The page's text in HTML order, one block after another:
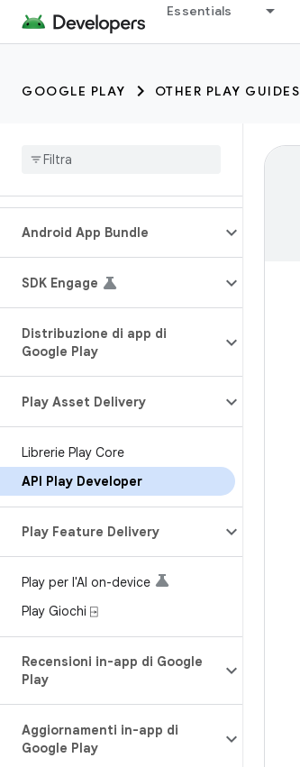
Essentials
GOOGLE PLAY OTHER PLAY GUIDES
Android App Bundle
SDK Engage
Distribuzione di app di
Google Play
Play Asset Delivery
Librerie Play Core
API Play Developer
Play Feature Delivery
Play per l'AI on-device
Play Giochi ⍈
Recensioni in-app di Google
Play
Aggiornamenti in-app di
Google Play